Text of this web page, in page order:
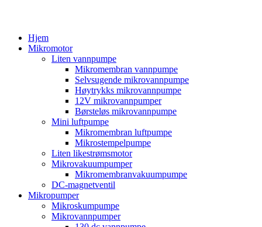
Hjem
Mikromotor
Liten vannpumpe
Mikromembran vannpumpe
Selvsugende mikrovannpumpe
Høytrykks mikrovannpumpe
12V mikrovannpumper
Børsteløs mikrovannpumpe
Mini luftpumpe
Mikromembran luftpumpe
Mikrostempelpumpe
Liten likestrømsmotor
Mikrovakuumpumper
Mikromembranvakuumpumpe
DC-magnetventil
Mikropumper
Mikroskumpumpe
Mikrovannpumper